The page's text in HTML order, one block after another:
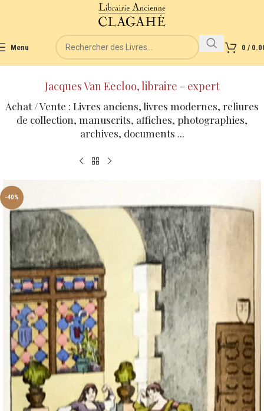
Menu 0 /
Jacques Van Eecloo, libraire - expert
Achat / Vente : Livres anciens, livres modernes, reliures
de collection, manuscrits, affiches, photographies,
archives, documents ...
-40%